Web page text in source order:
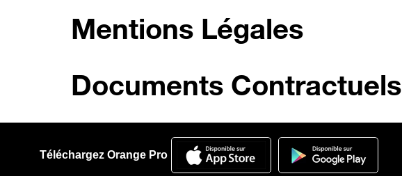
Mentions Légales
Documents Contractuels
Téléchargez Orange Pro